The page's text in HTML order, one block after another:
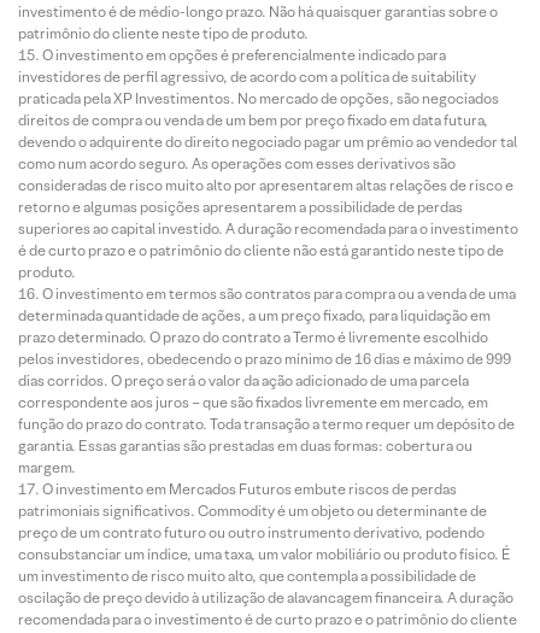
investimento é de médio-longo prazo. Não há quaisquer garantias sobre o
patrimônio do cliente neste tipo de produto.
O investimento em opções é preferencialmente indicado para
investidores de perfil agressivo, de acordo com a política de suitability
praticada pela XP Investimentos. No mercado de opções, são negociados
direitos de compra ou venda de um bem por preço fixado em data futura,
devendo o adquirente do direito negociado pagar um prêmio ao vendedor tal
como num acordo seguro. As operações com esses derivativos são
consideradas de risco muito alto por apresentarem altas relações de risco e
retorno e algumas posições apresentarem a possibilidade de perdas
superiores ao capital investido. A duração recomendada para o investimento
é de curto prazo e o patrimônio do cliente não está garantido neste tipo de
produto.
O investimento em termos são contratos para compra ou a venda de uma
determinada quantidade de ações, a um preço fixado, para liquidação em
prazo determinado. O prazo do contrato a Termo é livremente escolhido
pelos investidores, obedecendo o prazo mínimo de 16 dias e máximo de 999
dias corridos. O preço será o valor da ação adicionado de uma parcela
correspondente aos juros – que são fixados livremente em mercado, em
função do prazo do contrato. Toda transação a termo requer um depósito de
garantia. Essas garantias são prestadas em duas formas: cobertura ou
margem.
O investimento em Mercados Futuros embute riscos de perdas
patrimoniais significativos. Commodity é um objeto ou determinante de
preço de um contrato futuro ou outro instrumento derivativo, podendo
consubstanciar um índice, uma taxa, um valor mobiliário ou produto físico. É
um investimento de risco muito alto, que contempla a possibilidade de
oscilação de preço devido à utilização de alavancagem financeira. A duração
recomendada para o investimento é de curto prazo e o patrimônio do cliente